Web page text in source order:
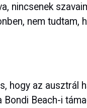
nincsenek
nem tudtam,
hogy az ausztrál
Beach-i